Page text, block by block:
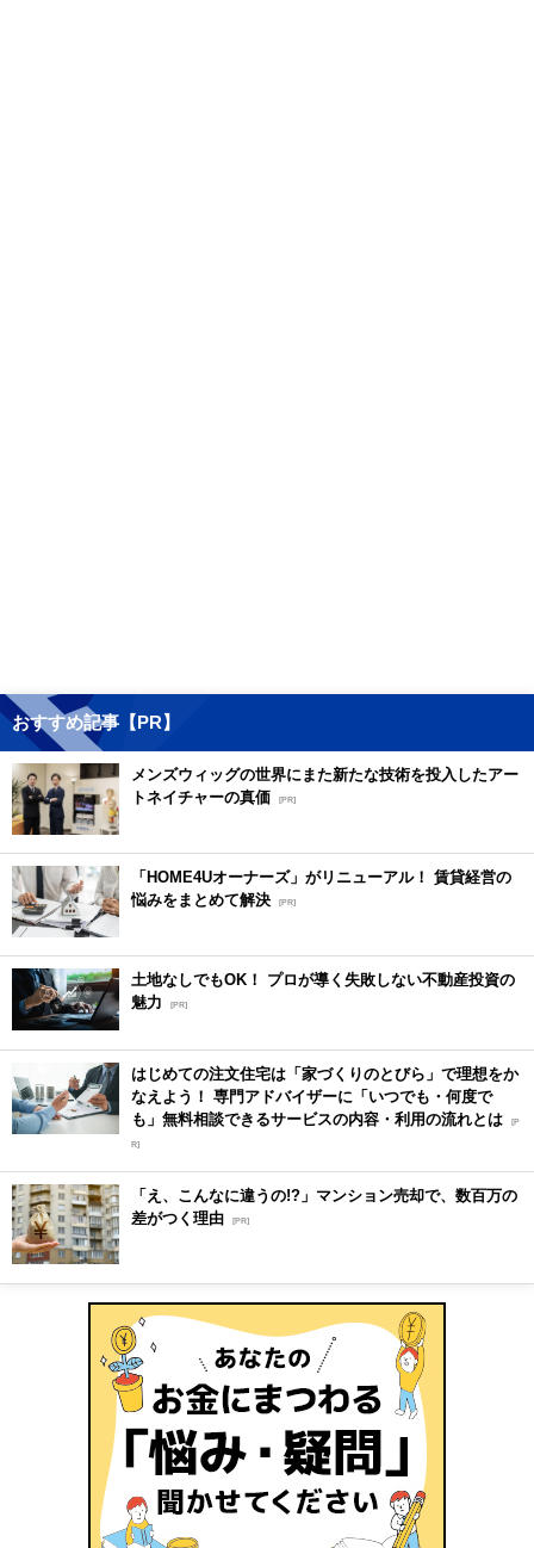
おすすめ記事【PR】
メンズウィッグの世界にまた新たな技術を投入したアー
トネイチャーの真価 [PR]
「HOME4Uオーナーズ」がリニューアル！ 賃貸経営の
悩みをまとめて解決 [PR]
土地なしでもOK！ プロが導く失敗しない不動産投資の
魅力
[PR]
はじめての注文住宅は「家づくりのとびら」で理想をか
なえよう！ 専門アドバイザーに「いつでも・何度で
も」無料相談できるサービスの内容・利用の流れとは [P
R]
「え、こんなに違うの!?」マンション売却で、数百万の
差がつく理由 [PR]